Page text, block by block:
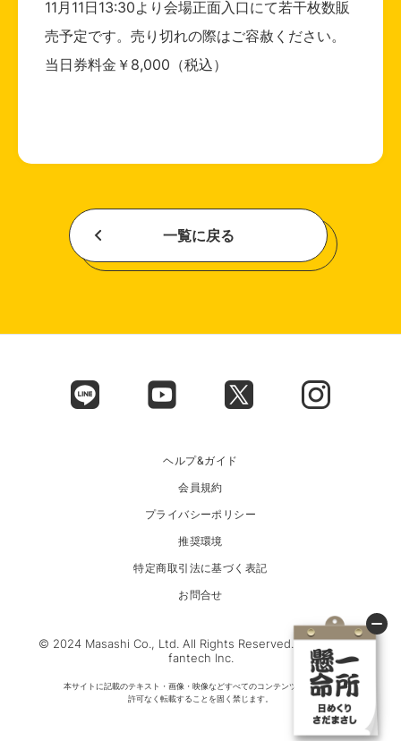
11月11日13:30より会場正面入口にて若干枚数販
売予定です。売り切れの際はご容赦ください。
当日券料金￥8,000（税込）
一覧に戻る
ヘルプ&ガイド
会員規約
プライバシーポリシー
推奨環境
特定商取引法に基づく表記
お問合せ
© 2024 Masashi Co., Ltd. All Rights Reserved. Powered by
fantech Inc.
本サイトに記載のテキスト・画像・映像などすべてのコンテンツについて、
許可なく転載することを固く禁じます。